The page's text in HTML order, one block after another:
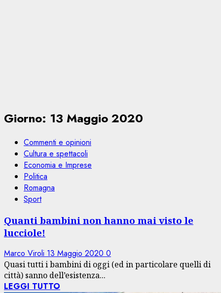
Giorno: 13 Maggio 2020
Commenti e opinioni
Cultura e spettacoli
Economia e Imprese
Politica
Romagna
Sport
Quanti bambini non hanno mai visto le
lucciole!
Marco Viroli 13 Maggio 2020 0
Quasi tutti i bambini di oggi (ed in particolare quelli di
città) sanno dell’esistenza...
LEGGI TUTTO